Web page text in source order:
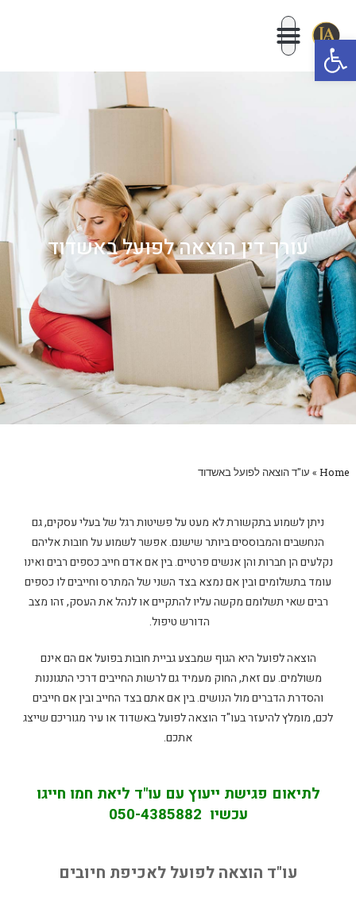
פתח סרגל נגישות
עורך דין הוצאה לפועל באשדוד
Home
» עו"ד הוצאה לפועל באשדוד
ניתן לשמוע בתקשורת לא מעט על פשיטות רגל של בעלי עסקים, גם
הנחשבים והמבוססים ביותר שישנם. אפשר לשמוע על חובות אליהם
נקלעים הן חברות והן אנשים פרטיים. בין אם אדם חייב כספים רבים ואינו
עומד בתשלומים ובין אם נמצא בצד השני של המתרס וחייבים לו כספים
רבים שאי תשלומם מקשה עליו להתקיים או לנהל את העסק, זהו מצב
הדורש טיפול.
הוצאה לפועל היא הגוף שמבצע גביית חובות בפועל אם הם אינם
משולמים. עם זאת, החוק מעמיד גם לרשות החייבים דרכי התגוננות
והסדרת הדברים מול הנושים. בין אם אתם בצד החייב ובין אם חייבים
לכם, מומלץ להיעזר בעו"ד הוצאה לפועל באשדוד או עיר מגוריכם שייצג
אתכם.
לתיאום פגישת ייעוץ עם עו"ד ליאת חמו חייגו
עכשיו 050-4385882
עו"ד הוצאה לפועל לאכיפת חיובים